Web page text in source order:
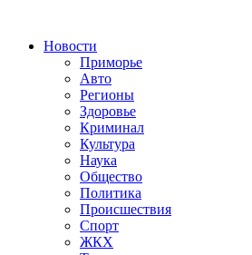
Новости
Приморье
Авто
Регионы
Здоровье
Криминал
Культура
Наука
Общество
Политика
Происшествия
Спорт
ЖКХ